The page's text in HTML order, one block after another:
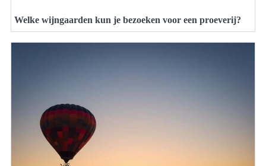
Welke wijngaarden kun je bezoeken voor een proeverij?